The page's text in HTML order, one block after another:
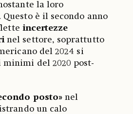
la loro
. Questo è il secondo anno
incertezze
nel settore, soprattutto
del 2024 si
del 2020 post-
posto»nel
un calo